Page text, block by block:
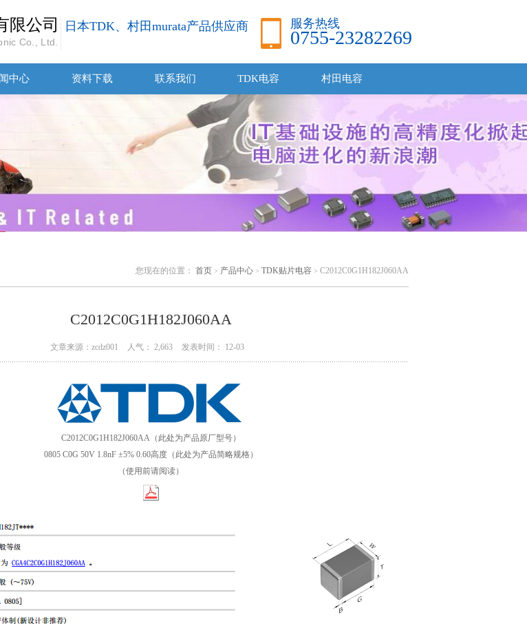
限公司
Co., Ltd.
日本TDK、村田murata产品供应商 服务热线
0755-23282269
中心 资料下载 联系我们 TDK电容 村田电容
您现在的位置： 首页 > 产品中心 > TDK贴片电容 > C2012C0G1H182J060AA
C2012C0G1H182J060AA
文章来源：zcdz001 人气： 2,663 发表时间： 12-03
C2012C0G1H182J060AA（此处为产品原厂型号）
0805 C0G 50V 1.8nF ±5% 0.60高度（此处为产品简略规格）
（使用前请阅读）